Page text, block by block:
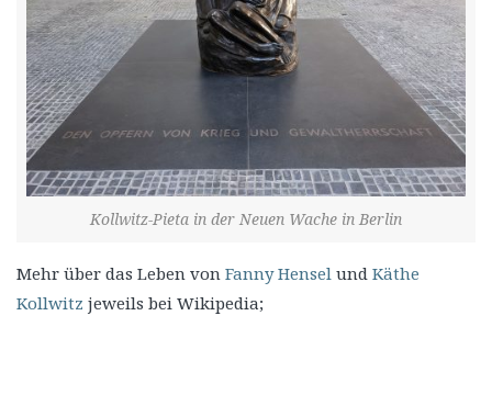
Kollwitz-Pieta in der Neuen Wache in Berlin
Mehr über das Leben von Fanny Hensel und Käthe
Kollwitz jeweils bei Wikipedia;